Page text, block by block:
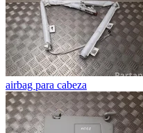
airbag para cabeza